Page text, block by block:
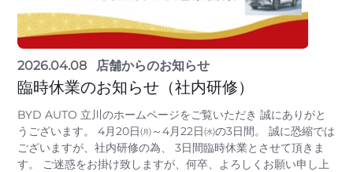
2026.04.08 店舗からのお知らせ
臨時休業のお知らせ（社内研修）
BYD AUTO 立川のホームページをご覧いただき 誠にありがと
うございます。 4月20日㈪～4月22日㈬の3日間。 誠に恐縮では
ございますが、社内研修の為、 3日間臨時休業とさせて頂きま
す。 ご迷惑をお掛け致しますが、何卒、よろしくお願い申し上